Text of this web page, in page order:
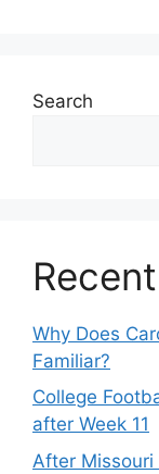
Search
Why Does
Familiar?
College
after Week 11
After Missouri